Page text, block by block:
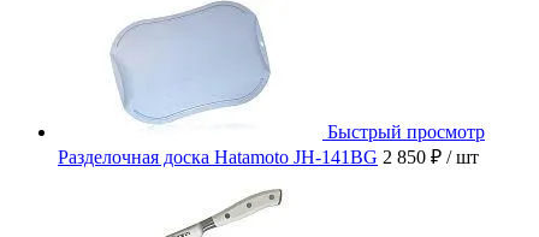
Быстрый просмотр
Разделочная доска Hatamoto JH-141BG 2 850 ₽ / шт